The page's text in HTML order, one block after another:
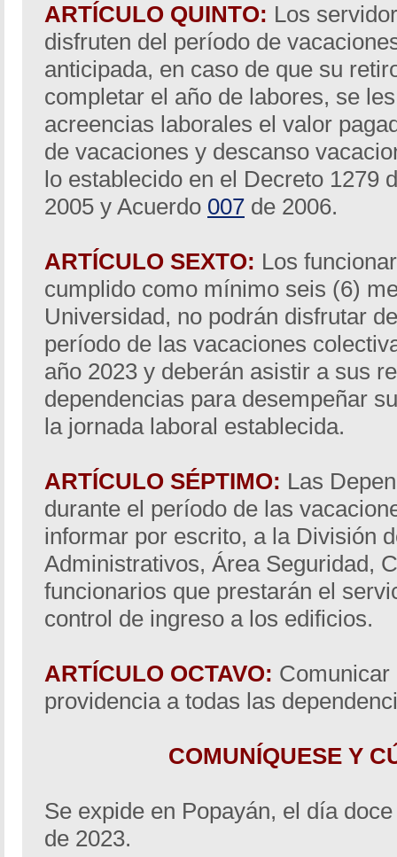
ARTÍCULO QUINTO: Los
disfruten del período de
anticipada, en caso de que su
completar el año de labores, se
acreencias laborales el valor
de vacaciones y descanso
lo establecido en el Decreto 1279
2005 y Acuerdo 007 de 2006.
ARTÍCULO SEXTO: Los
cumplido como mínimo seis (6)
Universidad, no podrán disfrutar
período de las vacaciones
año 2023 y deberán asistir a sus
dependencias para desempeñar
la jornada laboral establecida.
ARTÍCULO SÉPTIMO: Las
durante el período de las
informar por escrito, a la División
Administrativos, Área Seguridad,
funcionarios que prestarán el
control de ingreso a los edificios.
ARTÍCULO OCTAVO: Comunicar
providencia a todas las
COMUNÍQUESE Y
Se expide en Popayán, el día
de 2023.